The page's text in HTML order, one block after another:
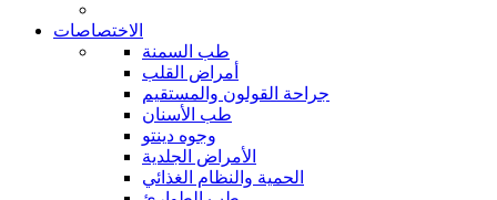
الاختصاصات
طب السمنة
أمراض القلب
جراحة القولون والمستقيم
طب الأسنان
وجوه دينتو
الأمراض الجلدية
الحمية والنظام الغذائي